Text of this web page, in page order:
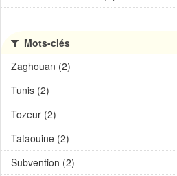
Mots-clés
Zaghouan (2)
Tunis (2)
Tozeur (2)
Tataouine (2)
Subvention (2)